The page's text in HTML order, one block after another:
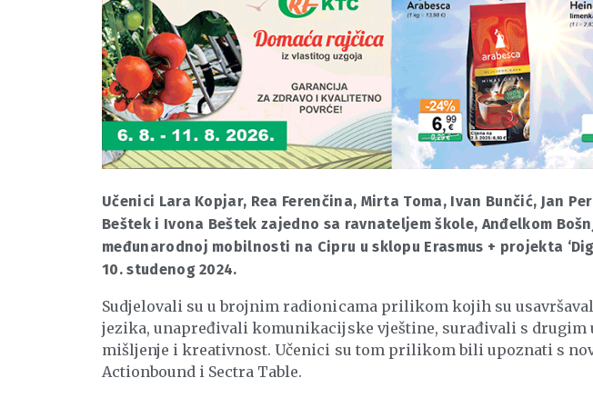
Učenici Lara Kopjar, Rea Ferenčina, Mirta Toma, Ivan Bunčić, Jan
Beštek i Ivona Beštek zajedno sa ravnateljem škole, Anđelkom
međunarodnoj mobilnosti na Cipru u sklopu Erasmus + projekta
10. studenog 2024.
Sudjelovali su u brojnim radionicama prilikom kojih su
jezika, unapređivali komunikacijske vještine, surađivali s
mišljenje i kreativnost. Učenici su tom prilikom bili upoznati s
Actionbound i Sectra Table.